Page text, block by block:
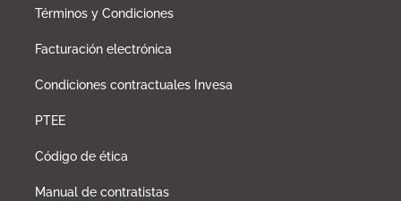
Términos y Condiciones
Facturación electrónica
Condiciones contractuales Invesa
PTEE
Código de ética
Manual de contratistas